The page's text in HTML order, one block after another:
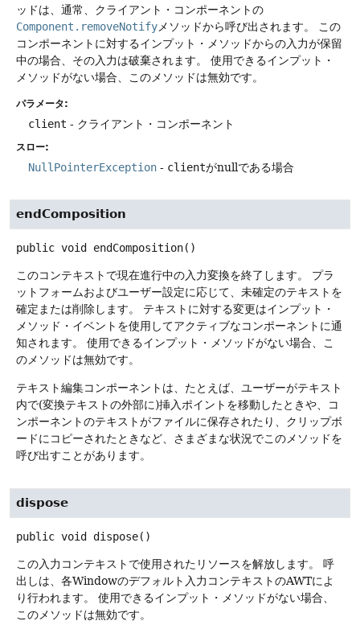
ッドは、通常、クライアント・コンポーネントの
Component.removeNotify メソッドから呼び出されます。
この
コンポーネントに対するインプット・メソッドからの入力が保留
中の場合、その入力は破棄されます。
使用できるインプット・
メソッドがない場合、このメソッドは無効です。
パラメータ:
client - クライアント・コンポーネント
スロー:
NullPointerException - clientがnullである場合
endComposition
public void endComposition()
このコンテキストで現在進行中の入力変換を終了します。
プラ
ットフォームおよびユーザー設定に応じて、未確定のテキストを
確定または削除します。
テキストに対する変更はインプット・
メソッド・イベントを使用してアクティブなコンポーネントに通
知されます。
使用できるインプット・メソッドがない場合、こ
のメソッドは無効です。
テキスト編集コンポーネントは、たとえば、ユーザーがテキスト
内で(変換テキストの外部に)挿入ポイントを移動したときや、コ
ンポーネントのテキストがファイルに保存されたり、クリップボ
ードにコピーされたときなど、さまざまな状況でこのメソッドを
呼び出すことがあります。
dispose
public void dispose()
この入力コンテキストで使用されたリソースを解放します。
呼
出しは、各Windowのデフォルト入力コンテキストのAWTによ
り行われます。
使用できるインプット・メソッドがない場合、
このメソッドは無効です。